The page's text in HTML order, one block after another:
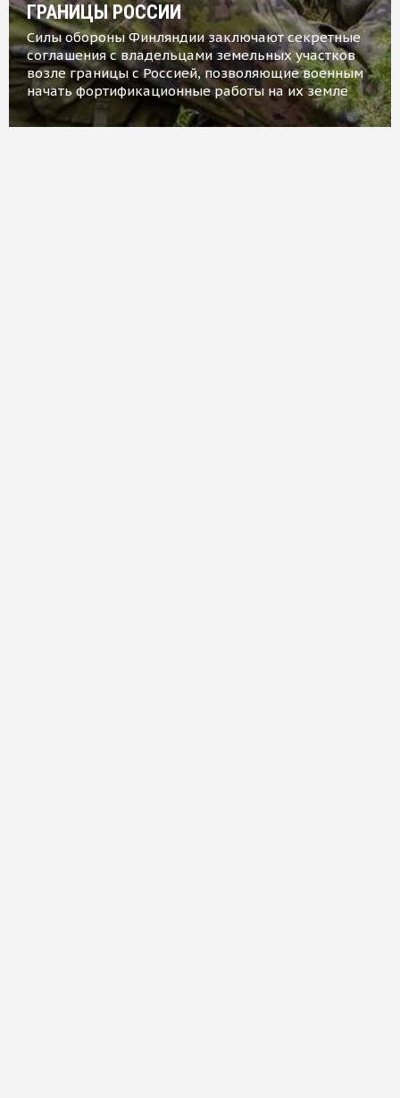
ГРАНИЦЫ РОССИИ
Силы обороны Финляндии заключают секретные
соглашения с владельцами земельных участков
возле границы с Россией, позволяющие военным
начать фортификационные работы на их земле